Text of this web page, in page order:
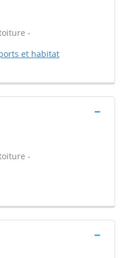
-
et habitat
-